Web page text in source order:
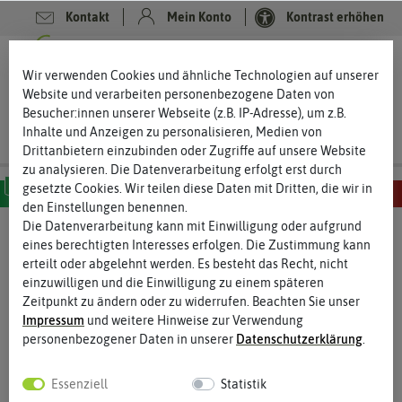
Kontakt Mein Konto Kontrast erhöhen
MILD SCHARF SEHR SCHARF EXTREM SCHARF HÖLLISCH SCHARF
-50%
Wir verwenden Cookies und ähnliche Technologien auf unserer
Website und verarbeiten personenbezogene Daten von
Besucher:innen unserer Webseite (z.B. IP-Adresse), um z.B.
Inhalte und Anzeigen zu personalisieren, Medien von
Drittanbietern einzubinden oder Zugriffe auf unsere Website
zu analysieren. Die Datenverarbeitung erfolgt erst durch
gesetzte Cookies. Wir teilen diese Daten mit Dritten, die wir in
den Einstellungen benennen.
Die Datenverarbeitung kann mit Einwilligung oder aufgrund
eines berechtigten Interesses erfolgen. Die Zustimmung kann
erteilt oder abgelehnt werden. Es besteht das Recht, nicht
einzuwilligen und die Einwilligung zu einem späteren
Zeitpunkt zu ändern oder zu widerrufen. Beachten Sie unser
Impressum und weitere Hinweise zur Verwendung
personenbezogener Daten in unserer Daten­schutz­erklärung
Essenziell Statistik